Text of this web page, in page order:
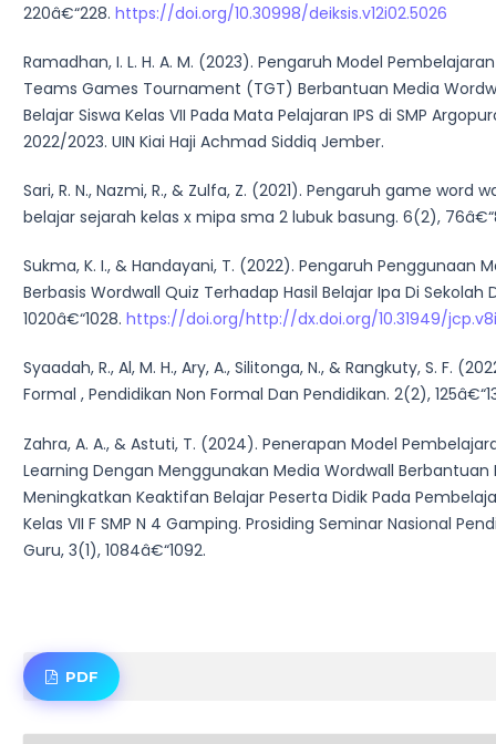
220â€“228. https://doi.org/10.30998/deiksis.v12i02.5026
Ramadhan, I. L. H. A. M. (2023). Pengaruh Model
Teams Games Tournament (TGT) Berbantuan Media
Belajar Siswa Kelas VII Pada Mata Pelajaran IPS di SMP
2022/2023. UIN Kiai Haji Achmad Siddiq Jember.
Sari, R. N., Nazmi, R., & Zulfa, Z. (2021). Pengaruh game word
belajar sejarah kelas x mipa sma 2 lubuk basung. 6(2),
Sukma, K. I., & Handayani, T. (2022). Pengaruh Penggunaan
Berbasis Wordwall Quiz Terhadap Hasil Belajar Ipa Di Sekolah
1020â€“1028. https://doi.org/http://dx.doi.org/10.31949/
Syaadah, R., Al, M. H., Ary, A., Silitonga, N., & Rangkuty, S. F.
Formal , Pendidikan Non Formal Dan Pendidikan. 2(2),
Zahra, A. A., & Astuti, T. (2024). Penerapan Model
Learning Dengan Menggunakan Media Wordwall Berbantuan
Meningkatkan Keaktifan Belajar Peserta Didik Pada
Kelas VII F SMP N 4 Gamping. Prosiding Seminar Nasional
Guru, 3(1), 1084â€“1092.
PDF